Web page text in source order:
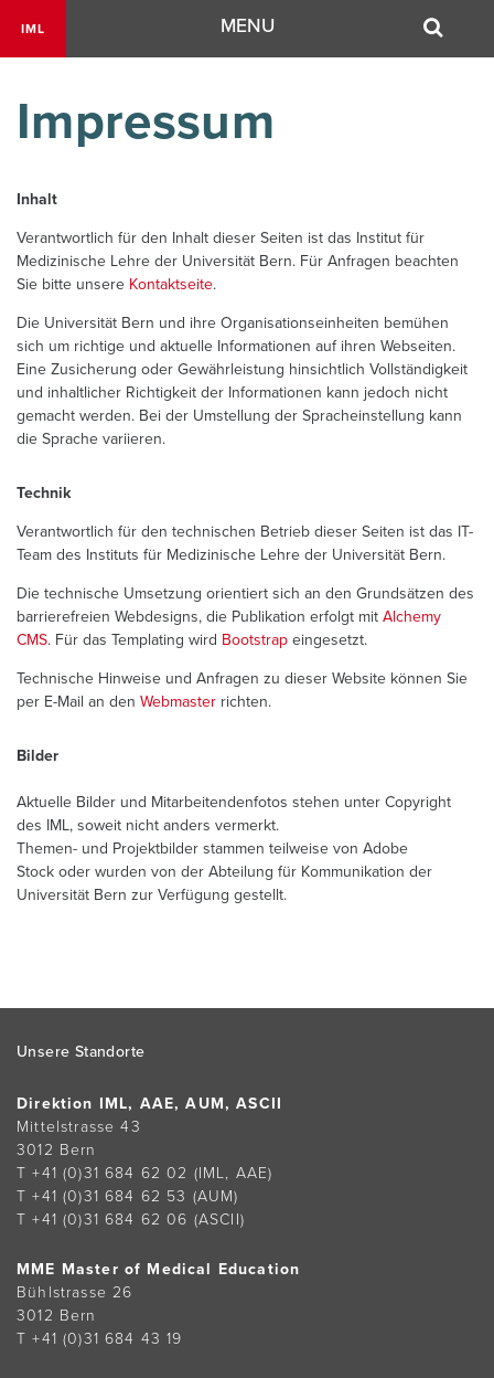
Navigation
IML MENU
Impressum
Inhalt
Verantwortlich für den Inhalt dieser Seiten ist das Institut für
Medizinische Lehre der Universität Bern. Für Anfragen beachten
Sie bitte unsere Kontaktseite.
Die Universität Bern und ihre Organisationseinheiten bemühen
sich um richtige und aktuelle Informationen auf ihren Webseiten.
Eine Zusicherung oder Gewährleistung hinsichtlich Vollständigkeit
und inhaltlicher Richtigkeit der Informationen kann jedoch nicht
gemacht werden. Bei der Umstellung der Spracheinstellung kann
die Sprache variieren.
Technik
Verantwortlich für den technischen Betrieb dieser Seiten ist das IT-
Team des Instituts für Medizinische Lehre der Universität Bern.
Die technische Umsetzung orientiert sich an den Grundsätzen des
barrierefreien Webdesigns, die Publikation erfolgt mit Alchemy
CMS. Für das Templating wird Bootstrap eingesetzt.
Technische Hinweise und Anfragen zu dieser Website können Sie
per E-Mail an den Webmaster richten.
Bilder
Aktuelle Bilder und Mitarbeitendenfotos stehen unter Copyright
des IML, soweit nicht anders vermerkt.
Themen- und Projektbilder stammen teilweise von Adobe
Stock oder wurden von der Abteilung für Kommunikation der
Universität Bern zur Verfügung gestellt.
Footer
Unsere Standorte
Direktion IML, AAE, AUM, ASCII
Mittelstrasse 43
3012 Bern
T +41 (0)31 684 62 02 (IML, AAE)
T +41 (0)31 684 62 53 (AUM)
T +41 (0)31 684 62 06 (ASCII)
MME Master of Medical Education
Bühlstrasse 26
3012 Bern
T +41 (0)31 684 43 19